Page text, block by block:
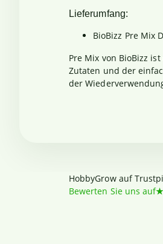
Lieferumfang:
BioBizz Pre Mix
Pre Mix von BioBizz
Zutaten und der
der
HobbyGrow auf
Bewerten Sie uns auf★